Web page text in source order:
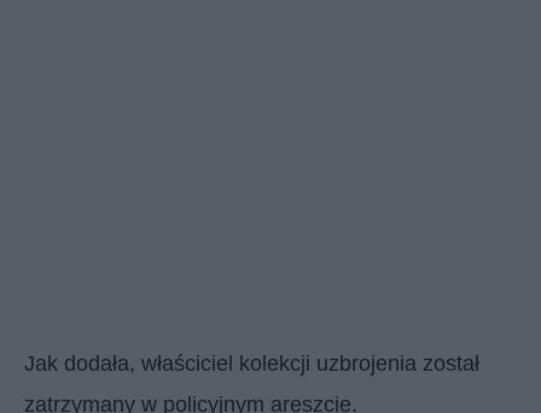
Jak dodała, właściciel kolekcji uzbrojenia został
zatrzymany w policyjnym areszcie.